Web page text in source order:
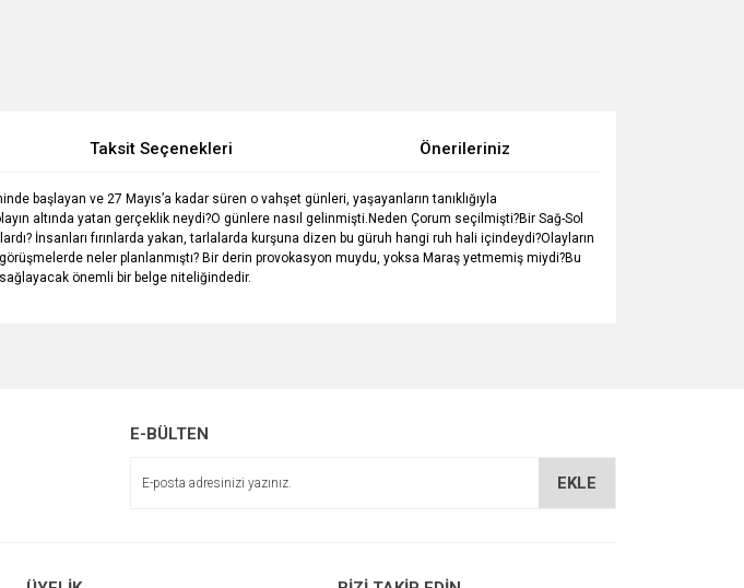
Taksit Seçenekleri Önerileriniz
başlayan ve 27 Mayıs’a kadar süren o vahşet günleri, yaşayanların tanıklığıyla
altında yatan gerçeklik neydi?O günlere nasıl gelinmişti.Neden Çorum seçilmişti?Bir Sağ-Sol
İnsanları fırınlarda yakan, tarlalarda kurşuna dizen bu güruh hangi ruh hali içindeydi?Olayların
neler planlanmıştı? Bir derin provokasyon muydu, yoksa Maraş yetmemiş miydi?Bu
sağlayacak önemli bir belge niteliğindedir.
E-BÜLTEN
EKLE